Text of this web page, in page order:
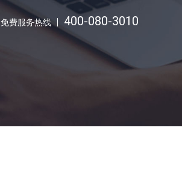
免费服务热线 400-080-3010